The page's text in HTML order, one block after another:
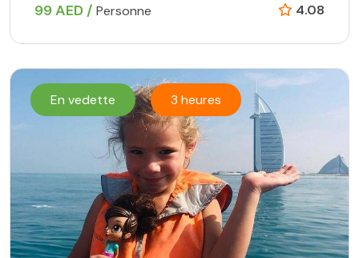
99 AED / Personne 4.08
En vedette 3 heures